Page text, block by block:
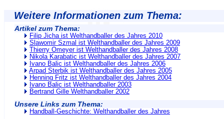
Weitere Informationen zum Thema:
Artikel zum Thema:
Filip Jicha ist Welthandballer des Jahres 2010
Slawomir Szmal ist Welthandballer des Jahres 2009
Thierry Omeyer ist Welthandballer des Jahres 2008
Nikola Karabatic ist Welthandballer des Jahres 2007
Ivano Balic ist Welthandballer des Jahres 2006
Arpad Sterbik ist Welthandballer des Jahres 2005
Henning Fritz ist Welthandballer des Jahres 2004
Ivano Balic ist Welthandballer 2003
Bertrand Gille Welthandballer 2002
Unsere Links zum Thema:
Handball-Geschichte: Welthandballer des Jahres